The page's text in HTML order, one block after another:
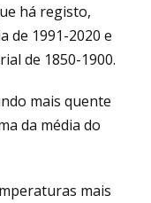
há registo,
de 1991-2020 e
de 1850-1900.
mais quente
da média do
mais